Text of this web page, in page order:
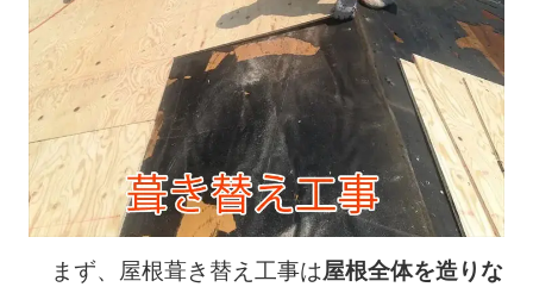
まず、屋根葺き替え工事は屋根全体を造りな